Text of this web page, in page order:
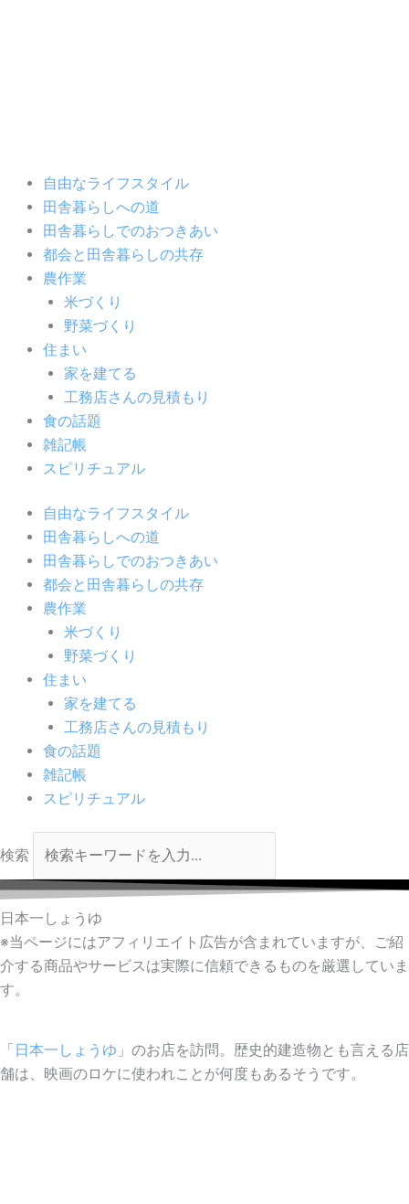
自由なライフスタイル
田舎暮らしへの道
田舎暮らしでのおつきあい
都会と田舎暮らしの共存
農作業
米づくり
野菜づくり
住まい
家を建てる
工務店さんの見積もり
食の話題
雑記帳
スピリチュアル
自由なライフスタイル
田舎暮らしへの道
田舎暮らしでのおつきあい
都会と田舎暮らしの共存
農作業
米づくり
野菜づくり
住まい
家を建てる
工務店さんの見積もり
食の話題
雑記帳
スピリチュアル
検索
日本一しょうゆ
※当ページにはアフィリエイト広告が含まれていますが、ご紹
介する商品やサービスは実際に信頼できるものを厳選していま
す。
「日本一しょうゆ 」のお店を訪問。歴史的建造物とも言える店
舗は、映画のロケに使われことが何度もあるそうです。